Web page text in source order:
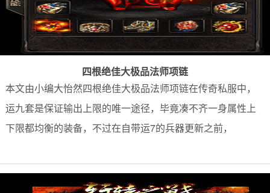
四根绝佳大极品法师项链
本文由小编大怡然四根绝佳大极品法师项链在传奇私服中，
运九套是保证输出上限的唯一途径，毕竟凑不齐一身属性上
下限都均衡的装备，不过在自带运7的兵器更新之前，